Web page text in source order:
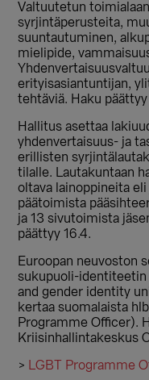
Valtuutetun
syrjintäperusteita,
suuntautuminen,
mielipide,
erityisasiantuntijan,
tehtäviä. Haku päättyy
Hallitus asettaa
yhdenvertaisuus- ja
erillisten
tilalle. Lautakuntaan
oltava lainoppineita
päätoimista
ja 13 sivutoimista
päättyy 16.4.
Euroopan neuvoston
sukupuoli-identiteetin
and gender identity
kertaa suomalaista
Programme Officer).
Kriisinhallintakeskus
> LGBT Programme